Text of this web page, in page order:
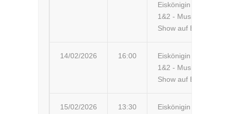
Eiskönigin
1&2 - Musik-
Show auf Eis
14/02/2026 16:00
Eiskönigin
1&2 - Musik-
Show auf Eis
15/02/2026
13:30
Eiskönigin